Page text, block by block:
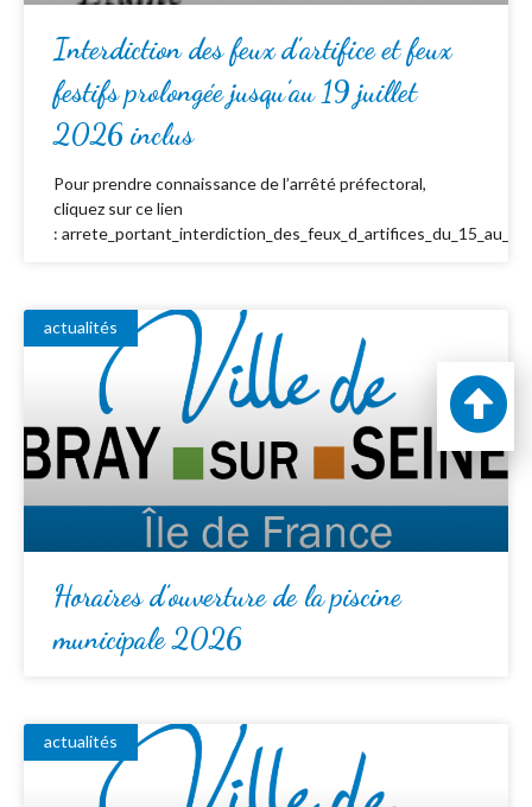
Interdiction des feux d’artifice et feux
festifs prolongée jusqu’au 19 juillet
2026 inclus
Pour prendre connaissance de l’arrêté préfectoral,
cliquez sur ce lien
:
actualités
Horaires d’ouverture de la piscine
municipale 2026
actualités